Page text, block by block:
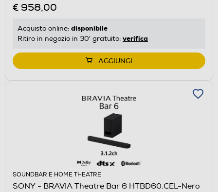
€ 958,00
Acquisto online: disponibile
Ritiro in negozio in 30' gratuito: verifica
AGGIUNGI
SOUNDBAR E HOME THEATRE
SONY - BRAVIA Theatre Bar 6 HTBD60.CEL-Nero